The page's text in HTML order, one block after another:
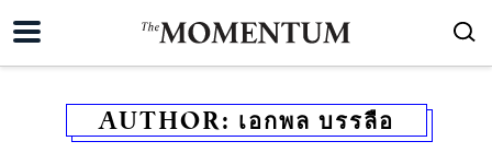
AUTHOR: เอกพล บรรลือ